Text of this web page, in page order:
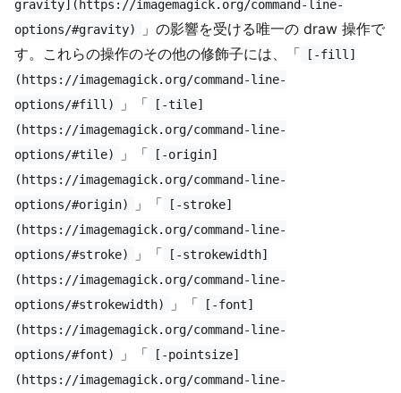
gravity](https://imagemagick.org/command-line-
options/#gravity)
」の影響を受ける唯一の draw 操作で
す。これらの操作のその他の修飾子には、「
[-fill]
(https://imagemagick.org/command-line-
options/#fill)
」「
[-tile]
(https://imagemagick.org/command-line-
options/#tile)
」「
[-origin]
(https://imagemagick.org/command-line-
options/#origin)
」「
[-stroke]
(https://imagemagick.org/command-line-
options/#stroke)
」「
[-strokewidth]
(https://imagemagick.org/command-line-
options/#strokewidth)
」「
[-font]
(https://imagemagick.org/command-line-
options/#font)
」「
[-pointsize]
(https://imagemagick.org/command-line-